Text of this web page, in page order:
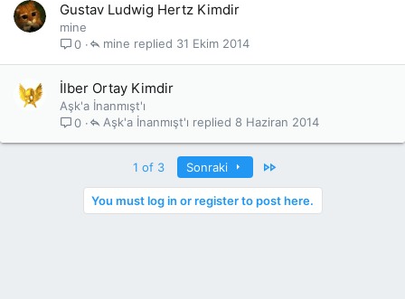
Gustav Ludwig Hertz Kimdir
mine
0
31 Ekim 2014
mine
İlber Ortay Kimdir
Aşk'a İnanmışt'ı
0
8 Haziran 2014
Aşk'a İnanmışt'ı
1 of 3 Sonraki Last
You must log in or register to post here.